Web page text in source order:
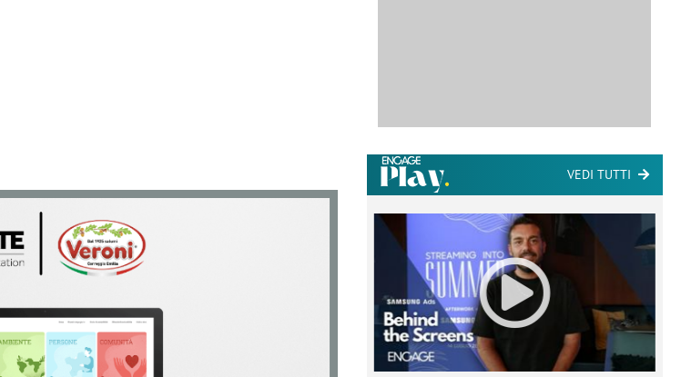
VEDI TUTTI
un
a
Networking agli eventi: come la
startup Kicè punta a eliminare lo
"spreco di relazioni"